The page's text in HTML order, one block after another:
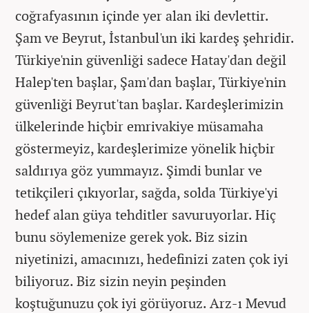
coğrafyasının içinde yer alan iki devlettir.
Şam ve Beyrut, İstanbul'un iki kardeş şehridir.
Türkiye'nin güvenliği sadece Hatay'dan değil
Halep'ten başlar, Şam'dan başlar, Türkiye'nin
güvenliği Beyrut'tan başlar. Kardeşlerimizin
ülkelerinde hiçbir emrivakiye müsamaha
göstermeyiz, kardeşlerimize yönelik hiçbir
saldırıya göz yummayız. Şimdi bunlar ve
tetikçileri çıkıyorlar, sağda, solda Türkiye'yi
hedef alan güya tehditler savuruyorlar. Hiç
bunu söylemenize gerek yok. Biz sizin
niyetinizi, amacınızı, hedefinizi zaten çok iyi
biliyoruz. Biz sizin neyin peşinden
koştuğunuzu çok iyi görüyoruz. Arz-ı Mevud